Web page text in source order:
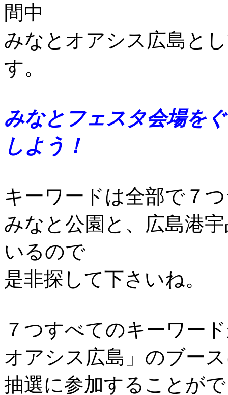
間中
みなとオアシス広島と
す。
みなとフェスタ会場を
しよう！
キーワードは全部
みなと公園と、広島港
いるので
是非探して下さいね。
７つすべてのキーワー
オアシス広島」のブー
抽選に参加することが